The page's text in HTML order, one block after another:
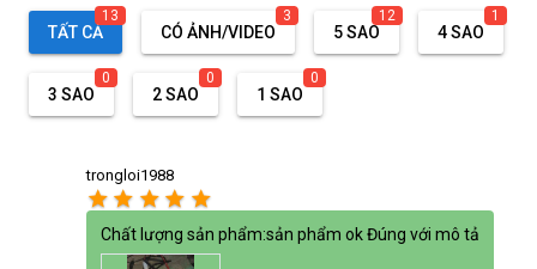
TẤT CẢ
13
CÓ ẢNH/VIDEO
3
5 SAO
12
4 SAO
1
3 SAO
0
2 SAO
0
1 SAO
0
trongloi1988
star star star star star
Chất lượng sản phẩm:sản phẩm ok Đúng với mô tả